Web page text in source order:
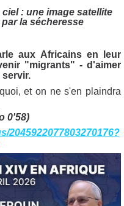
aux Africains en leur
"migrants" - d'aimer
servir.
et on ne s'en plaindra
0'58)
2045922077803270176?